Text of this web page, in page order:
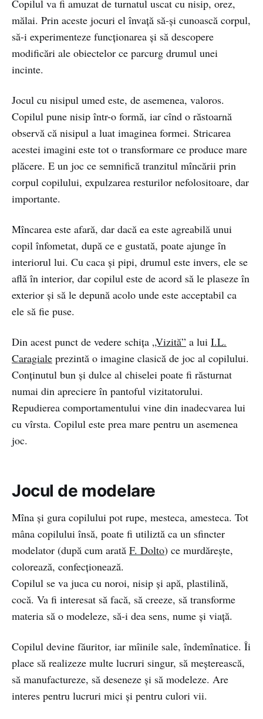
Copilul va fi amuzat de turnatul uscat cu nisip, orez,
mălai. Prin aceste jocuri el învaţă să-şi cunoască corpul,
să-i experimenteze funcţionarea şi să descopere
modificări ale obiectelor ce parcurg drumul unei
incinte.
Jocul cu nisipul umed este, de asemenea, valoros.
Copilul pune nisip într-o formă, iar cînd o răstoarnă
observă că nisipul a luat imaginea formei. Stricarea
acestei imagini este tot o transformare ce produce mare
plăcere. E un joc ce semnifică tranzitul mîncării prin
corpul copilului, expulzarea resturilor nefolositoare, dar
importante.
Mîncarea este afară, dar dacă ea este agreabilă unui
copil înfometat, după ce e gustată, poate ajunge în
interiorul lui. Cu caca şi pipi, drumul este invers, ele se
află în interior, dar copilul este de acord să le plaseze în
exterior şi să le depună acolo unde este acceptabil ca
ele să fie puse.
Din acest punct de vedere schița „Vizită” a lui I.L.
Caragiale prezintă o imagine clasică de joc al copilului.
Conţinutul bun şi dulce al chiselei poate fi răsturnat
numai din apreciere în pantoful vizitatorului.
Repudierea comportamentului vine din inadecvarea lui
cu vîrsta. Copilul este prea mare pentru un asemenea
joc.
Jocul de modelare
Mîna și gura copilului pot rupe, mesteca, amesteca. Tot
mâna copilului însă, poate fi utiliztă ca un sfincter
modelator (după cum arată F. Dolto) ce murdăreşte,
colorează, confecţionează.
Copilul se va juca cu noroi, nisip şi apă, plastilină,
cocă. Va fi interesat să facă, să creeze, să transforme
materia să o modeleze, să-i dea sens, nume şi viaţă.
Copilul devine făuritor, iar mîinile sale, îndemînatice. Îi
place să realizeze multe lucruri singur, să meşterească,
să manufactureze, să deseneze şi să modeleze. Are
interes pentru lucruri mici şi pentru culori vii.